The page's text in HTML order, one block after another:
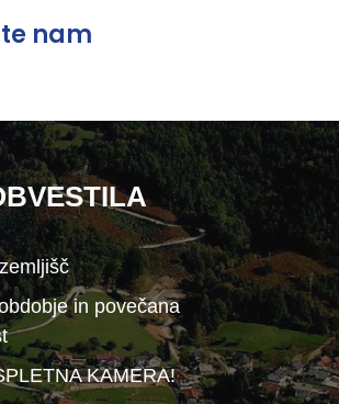
nam
in povečana
KAMERA!